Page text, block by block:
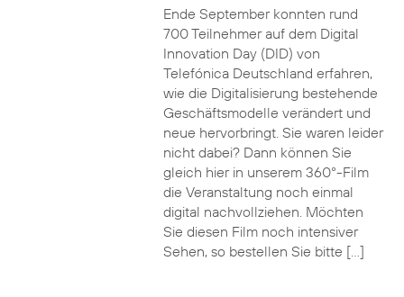
Ende September konnten rund
700 Teilnehmer auf dem Digital
Innovation Day (DID) von
Telefónica Deutschland erfahren,
wie die Digitalisierung bestehende
Geschäftsmodelle verändert und
neue hervorbringt. Sie waren leider
nicht dabei? Dann können Sie
gleich hier in unserem 360°-Film
die Veranstaltung noch einmal
digital nachvollziehen. Möchten
Sie diesen Film noch intensiver
Sehen, so bestellen Sie bitte […]